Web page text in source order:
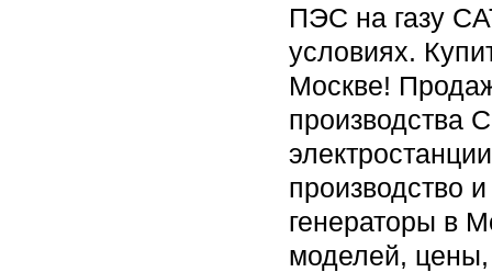
ПЭС на газу
условиях.
Москве!
производства
производство
генераторы в
моделей, цены,